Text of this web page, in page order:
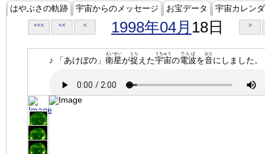
はやぶさの軌跡 宇宙からのメッセージ お宝データ 宇宙カレン
<<< << < 1998年04月 18日 >
♪ 「あけぼの」 衛星
えいせい
が捉
とら
えた宇宙
うちゅう
の電波
でんぱ
を音
おと
にしました。